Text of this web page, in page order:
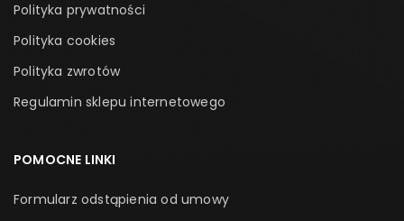
W zestawie:
Polityka prywatności
Polityka cookies
Polityka zwrotów
Regulamin sklepu internetowego
POMOCNE LINKI
Formularz odstąpienia od umowy